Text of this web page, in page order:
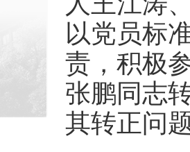
以党员标
责，积极
张鹏同志
其转正问